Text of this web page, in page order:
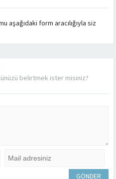
aşağıdaki form aracılığıyla siz
belirtmek ister misiniz?